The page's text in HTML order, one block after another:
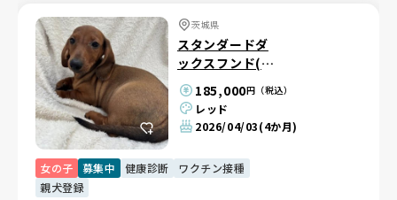
茨城県
スタンダードダ
ックスフンド(ス
ムース)185,000円（税込）
レッド
2026/04/03(4か月)
女の子 募集中 健康診断
ワクチン接種
親犬登録